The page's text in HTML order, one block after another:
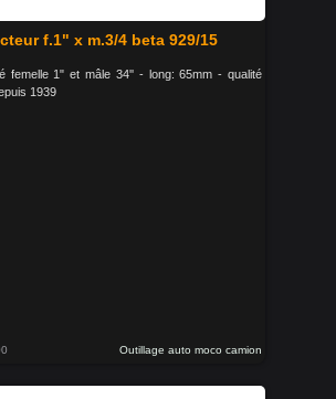
f.1" x m.3/4 beta 929/15
femelle 1" et mâle 34'' - long: 65mm - qualité
1939
Outillage auto moco camion